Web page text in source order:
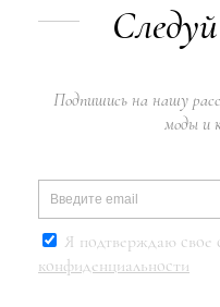
Подпишись на нашу
моды и
Я подтверждаю свое
конфиденциальности